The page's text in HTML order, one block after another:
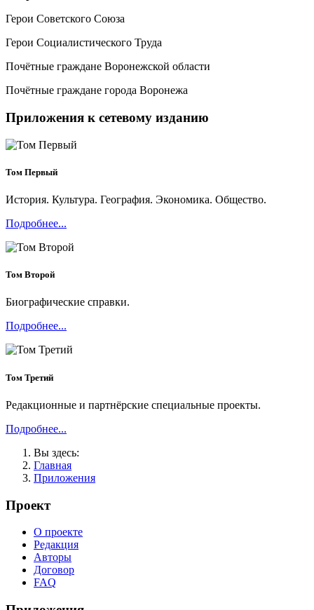
Герои Советского Союза
Герои Социалистического Труда
Почётные граждане Воронежской области
Почётные граждане города Воронежа
Приложения к сетевому изданию
Том Первый
История. Культура. География. Экономика. Общество.
Подробнее...
Том Второй
Биографические справки.
Подробнее...
Том Третий
Редакционные и партнёрские специальные проекты.
Подробнее...
Вы здесь:
Главная
Приложения
Проект
О проекте
Редакция
Авторы
Договор
FAQ